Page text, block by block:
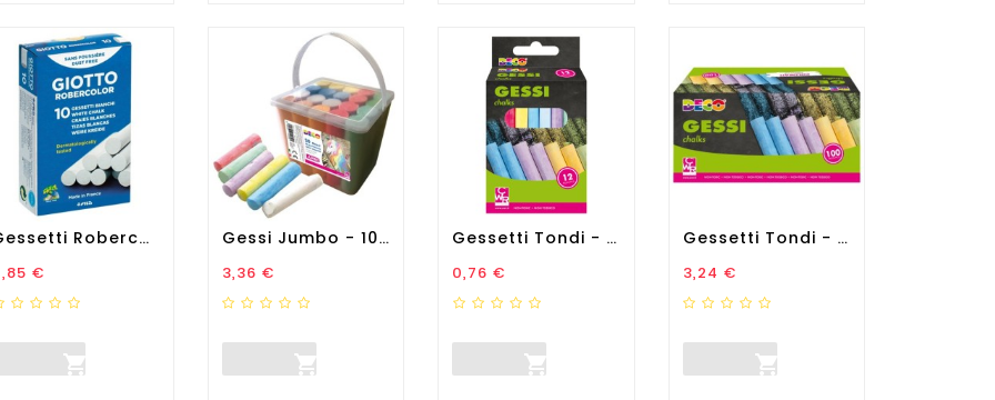
Gessetti Robercolor -...
€

Gessi Jumbo - 10 X 2,5 X...
Prezzo
3,36 €

Gessetti Tondi - Ø 10 X 81...
Prezzo
0,76 €

Gessetti Tondi - Ø 10 X 81...
Prezzo
3,24 €
